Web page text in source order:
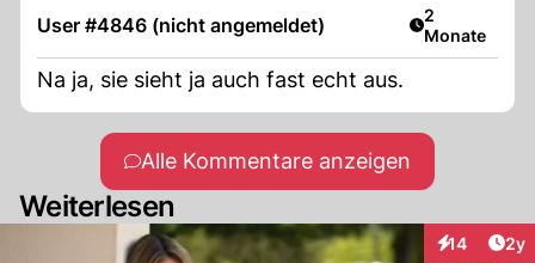
User #4846 (nicht angemeldet) Artikel
2
Monate
Na ja, sie sieht ja auch fast echt aus.
Alle Kommentare anzeigen
Weiterlesen
14 2y